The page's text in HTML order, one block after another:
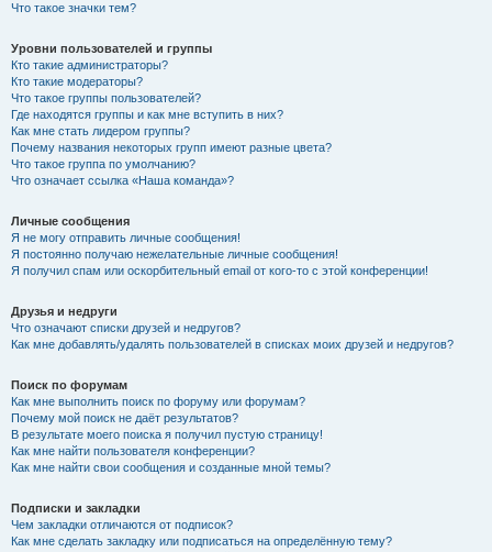
Что такое значки тем?
Уровни пользователей и группы
Кто такие администраторы?
Кто такие модераторы?
Что такое группы пользователей?
Где находятся группы и как мне вступить в них?
Как мне стать лидером группы?
Почему названия некоторых групп имеют разные цвета?
Что такое группа по умолчанию?
Что означает ссылка «Наша команда»?
Личные сообщения
Я не могу отправить личные сообщения!
Я постоянно получаю нежелательные личные сообщения!
Я получил спам или оскорбительный email от кого-то с этой конференции!
Друзья и недруги
Что означают списки друзей и недругов?
Как мне добавлять/удалять пользователей в списках моих друзей и недругов?
Поиск по форумам
Как мне выполнить поиск по форуму или форумам?
Почему мой поиск не даёт результатов?
В результате моего поиска я получил пустую страницу!
Как мне найти пользователя конференции?
Как мне найти свои сообщения и созданные мной темы?
Подписки и закладки
Чем закладки отличаются от подписок?
Как мне сделать закладку или подписаться на определённую тему?